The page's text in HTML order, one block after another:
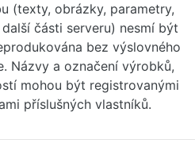
(texty, obrázky, parametry,
části serveru) nesmí být
bez výslovného
Názvy a označení výrobků,
mohou být registrovanými
příslušných vlastníků.